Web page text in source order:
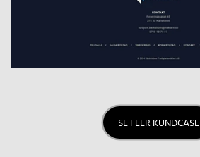
SE FLER KUNDCASE